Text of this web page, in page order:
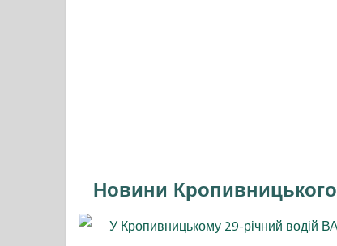
Новини Кропивницького